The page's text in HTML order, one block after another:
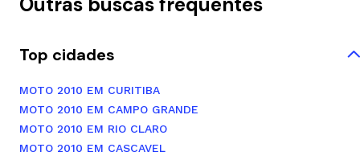
Top cidades
MOTO 2010 EM CURITIBA
MOTO 2010 EM CAMPO GRANDE
MOTO 2010 EM RIO CLARO
MOTO 2010 EM CASCAVEL